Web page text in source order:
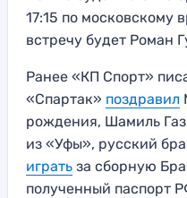
17:15 по московскому
встречу будет Роман
Ранее «КП Спорт»
«Спартак» поздравил
рождения, Шамиль
из «Уфы», русский
играть за сборную
полученный паспорт